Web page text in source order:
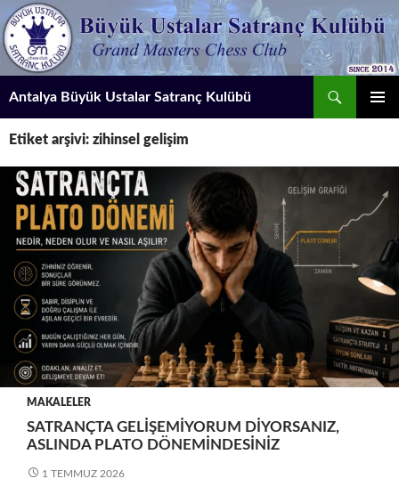
İçeriğe
atla
Antalya Büyük Ustalar Satranç Kulübü
Etiket arşivi: zihinsel gelişim
MAKALELER
SATRANÇTA GELIŞEMIYORUM DIYORSANIZ,
ASLINDA PLATO DÖNEMINDESINIZ
1 TEMMUZ 2026